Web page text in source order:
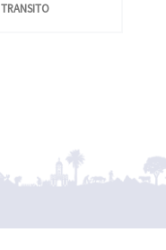
TRANSITO